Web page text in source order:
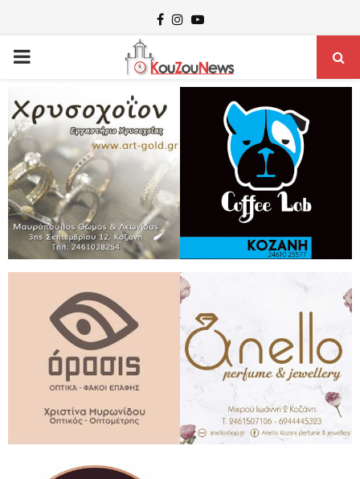
Facebook
Instagram
Youtube
PRIMARY
MENU